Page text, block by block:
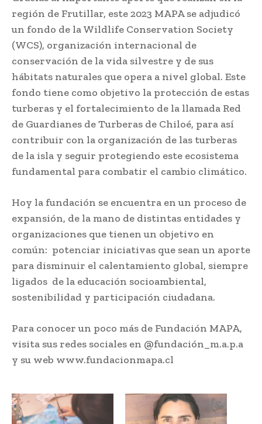
región de Frutillar, este 2023 MAPA se adjudicó
un fondo de la Wildlife Conservation Society
(WCS), organización internacional de
conservación de la vida silvestre y de sus
hábitats naturales que opera a nivel global. Este
fondo tiene como objetivo la protección de estas
turberas y el fortalecimiento de la llamada Red
de Guardianes de Turberas de Chiloé, para así
contribuir con la organización de las turberas
de la isla y seguir protegiendo este ecosistema
fundamental para combatir el cambio climático.
Hoy la fundación se encuentra en un proceso de
expansión, de la mano de distintas entidades y
organizaciones que tienen un objetivo en
común: potenciar iniciativas que sean un aporte
para disminuir el calentamiento global, siempre
ligados de la educación socioambiental,
sostenibilidad y participación ciudadana.
Para conocer un poco más de Fundación MAPA,
visita sus redes sociales en @fundación_m.a.p.a
y su web www.fundacionmapa.cl